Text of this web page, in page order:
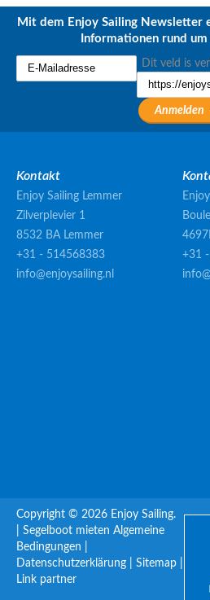
Mit dem Enjoy Sailing Newsletter
Informationen rund
Dit veld is
Kontakt
Enjoy Sailing Lemmer
Zilverplevier 1
8532 BA Lemmer
+31 - 514568383
info@enjoysailing.nl
+31
Copyright © 2026 Enjoy Sailing.
Segelboot mieten Algemeine
Bedingungen
Datenschutzerklärung
Sitemap
Link partner